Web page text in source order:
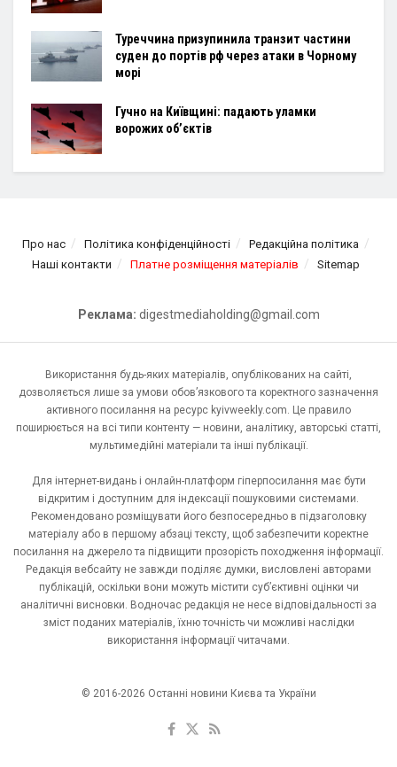
Туреччина призупинила транзит частини
суден до портів рф через атаки в Чорному
морі
Гучно на Київщині: падають уламки
ворожих об’єктів
Про нас Політика конфіденційності
Редакційна політика
Наші контакти
Платне розміщення матеріалів Sitemap
Реклама: digestmediaholding@gmail.com
Використання будь-яких матеріалів, опублікованих на сайті,
дозволяється лише за умови обов’язкового та коректного зазначення
активного посилання на ресурс kyivweekly.com. Це правило
поширюється на всі типи контенту — новини, аналітику, авторські статті,
мультимедійні матеріали та інші публікації.
Для інтернет-видань і онлайн-платформ гіперпосилання має бути
відкритим і доступним для індексації пошуковими системами.
Рекомендовано розміщувати його безпосередньо в підзаголовку
матеріалу або в першому абзаці тексту, щоб забезпечити коректне
посилання на джерело та підвищити прозорість походження інформації.
Редакція вебсайту не завжди поділяє думки, висловлені авторами
публікацій, оскільки вони можуть містити суб’єктивні оцінки чи
аналітичні висновки. Водночас редакція не несе відповідальності за
зміст поданих матеріалів, їхню точність чи можливі наслідки
використання інформації читачами.
© 2016-2026 Останні новини Києва та України